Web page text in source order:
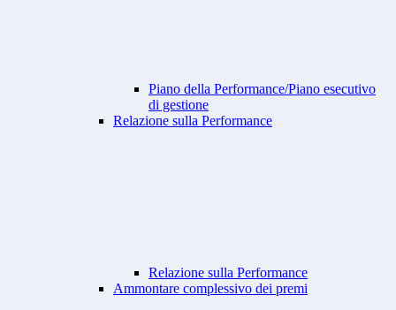
Piano della Performance/Piano esecutivo
di gestione
Relazione sulla Performance
Relazione sulla Performance
Ammontare complessivo dei premi